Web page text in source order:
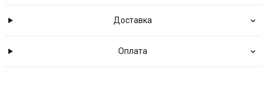
Доставка
Оплата